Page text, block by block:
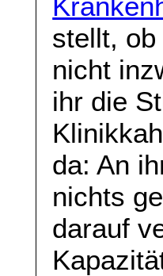
stellt,
nicht
ihr die
da: An
nichts
darauf